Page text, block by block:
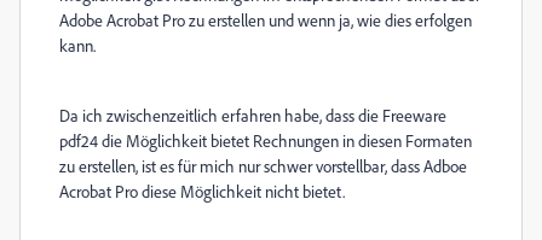
Adobe Acrobat Pro zu erstellen und wenn ja, wie dies erfolgen
kann.
Da ich zwischenzeitlich erfahren habe, dass die Freeware
pdf24 die Möglichkeit bietet Rechnungen in diesen Formaten
zu erstellen, ist es für mich nur schwer vorstellbar, dass Adboe
Acrobat Pro diese Möglichkeit nicht bietet.